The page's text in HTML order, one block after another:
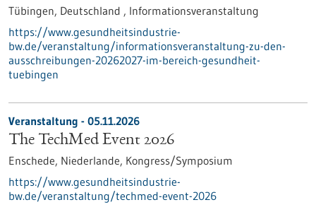
Tübingen, Deutschland , Informationsveranstaltung
https://www.gesundheitsindustrie-
bw.de/veranstaltung/informationsveranstaltung-zu-den-
ausschreibungen-20262027-im-bereich-gesundheit-
tuebingen
Veranstaltung - 05.11.2026
The TechMed Event 2026
Enschede, Niederlande, Kongress/Symposium
https://www.gesundheitsindustrie-
bw.de/veranstaltung/techmed-event-2026